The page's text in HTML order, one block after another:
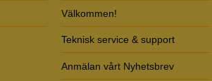
Välkommen!
Teknisk service & support
Anmälan vårt Nyhetsbrev